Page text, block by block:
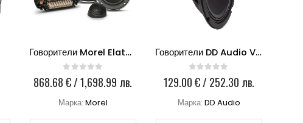
Говорители Morel Elate 603 3-WAY
0out of 5
868.68€/ 1,698.99 лв.
Марка: Morel
Говорители DD Audio VO-MN6.5
0 out of 5
129.00€/ 252.30 лв.
Марка: DD Audio